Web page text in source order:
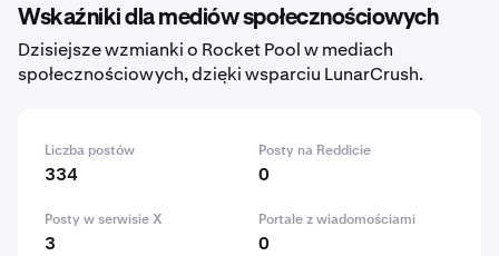
Wskaźniki dla mediów społecznościowych
Dzisiejsze wzmianki o Rocket Pool w mediach
społecznościowych, dzięki wsparciu LunarCrush.
Liczba postów
334
Posty na Reddicie
0
Posty w serwisie X
3
Portale z wiadomościami
0